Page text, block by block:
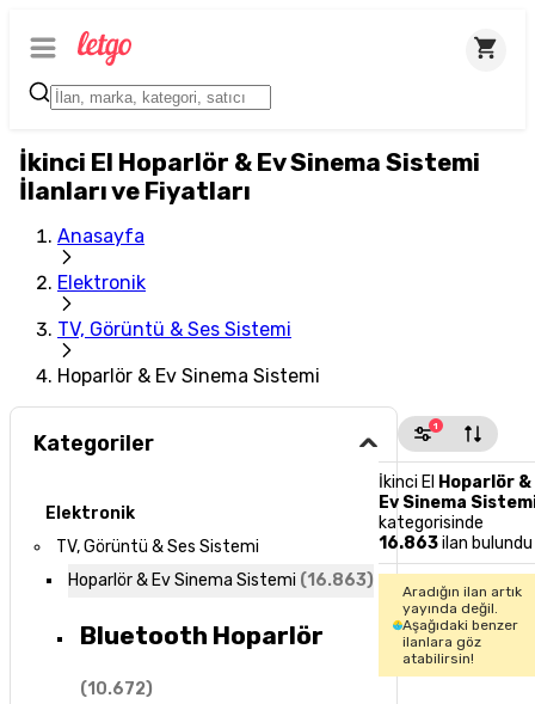
İkinci El Hoparlör & Ev Sinema Sistemi
İlanları ve Fiyatları
Anasayfa
Elektronik
TV, Görüntü & Ses Sistemi
Hoparlör & Ev Sinema Sistemi
Kategoriler
Elektronik
TV, Görüntü & Ses Sistemi
Hoparlör & Ev Sinema Sistemi (16.863)
Bluetooth Hoparlör
(10.672)
1
İkinci El Hoparlör &
Ev Sinema
kategorisinde
16.863ilan bulundu
Aradığın ilan artık
yayında değil.
Aşağıdaki benzer
ilanlara göz
atabilirsin!